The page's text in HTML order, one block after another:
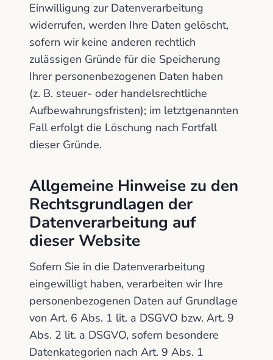
Einwilligung zur Datenverarbeitung
widerrufen, werden Ihre Daten gelöscht,
sofern wir keine anderen rechtlich
zulässigen Gründe für die Speicherung
Ihrer personenbezogenen Daten haben
(z. B. steuer- oder handelsrechtliche
Aufbewahrungsfristen); im letztgenannten
Fall erfolgt die Löschung nach Fortfall
dieser Gründe.
Allgemeine Hinweise zu den
Rechtsgrundlagen der
Datenverarbeitung auf
dieser Website
Sofern Sie in die Datenverarbeitung
eingewilligt haben, verarbeiten wir Ihre
personenbezogenen Daten auf Grundlage
von Art. 6 Abs. 1 lit. a DSGVO bzw. Art. 9
Abs. 2 lit. a DSGVO, sofern besondere
Datenkategorien nach Art. 9 Abs. 1